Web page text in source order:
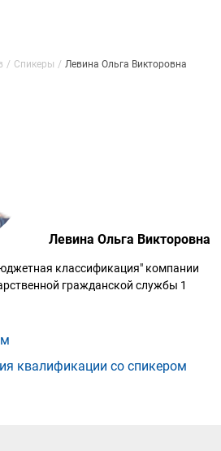
Спикеры Левина Ольга Викторовна
Левина Ольга Викторовна
классификация" компании
гражданской службы 1
квалификации со спикером